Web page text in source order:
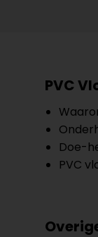
PVC
Doe-
PVC